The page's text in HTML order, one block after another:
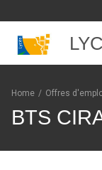
Skip to content
Home / Offres
BTS